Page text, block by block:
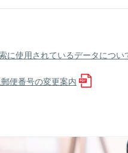
に使用されているデータについ
便番号の変更案内